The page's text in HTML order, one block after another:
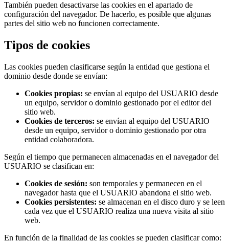
También pueden desactivarse las cookies en el apartado de
configuración del navegador. De hacerlo, es posible que algunas
partes del sitio web no funcionen correctamente.
Tipos de cookies
Las cookies pueden clasificarse según la entidad que gestiona el
dominio desde donde se envían:
Cookies propias: se envían al equipo del USUARIO desde
un equipo, servidor o dominio gestionado por el editor del
sitio web.
Cookies de terceros: se envían al equipo del USUARIO
desde un equipo, servidor o dominio gestionado por otra
entidad colaboradora.
Según el tiempo que permanecen almacenadas en el navegador del
USUARIO se clasifican en:
Cookies de sesión: son temporales y permanecen en el
navegador hasta que el USUARIO abandona el sitio web.
Cookies persistentes: se almacenan en el disco duro y se leen
cada vez que el USUARIO realiza una nueva visita al sitio
web.
En función de la finalidad de las cookies se pueden clasificar como: